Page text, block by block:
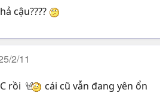
cậu????
2/11
rồi cái cũ vẫn đang yên ổn